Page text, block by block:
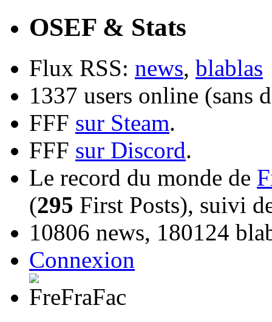
OSEF & Stats
Flux RSS: news, blablas
1337 users online (sans
FFF sur Steam.
FFF sur Discord.
Le record du monde de
(295 First Posts), suivi
10806 news, 180124
Connexion